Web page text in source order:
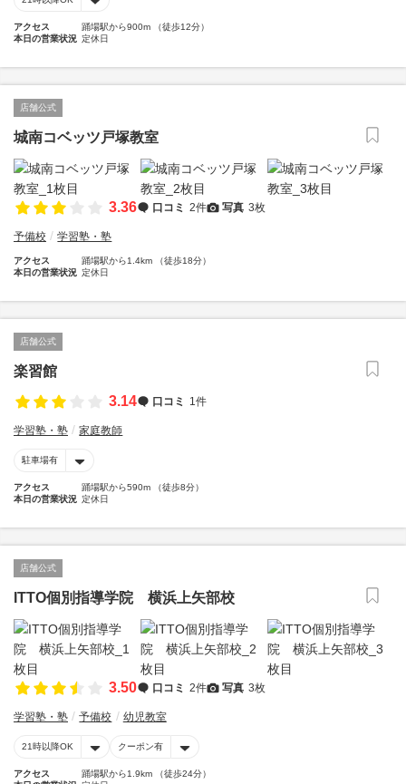
アクセス
踊場駅から900m （徒歩12分）
本日の営業状況 定休日
店舗公式
城南コベッツ戸塚教室
3.36 口コミ 2件 写真 3枚
予備校 学習塾・塾
アクセス
踊場駅から1.4km （徒歩18分）
本日の営業状況 定休日
店舗公式
楽習館
3.14
口コミ 1件
学習塾・塾 家庭教師
駐車場有
アクセス
踊場駅から590m （徒歩8分）
本日の営業状況 定休日
店舗公式
ITTO個別指導学院 横浜上矢部校
3.50 口コミ 2件 写真 3枚
学習塾・塾 予備校 幼児教室
21時以降OK クーポン有
アクセス
踊場駅から1.9km （徒歩24分）